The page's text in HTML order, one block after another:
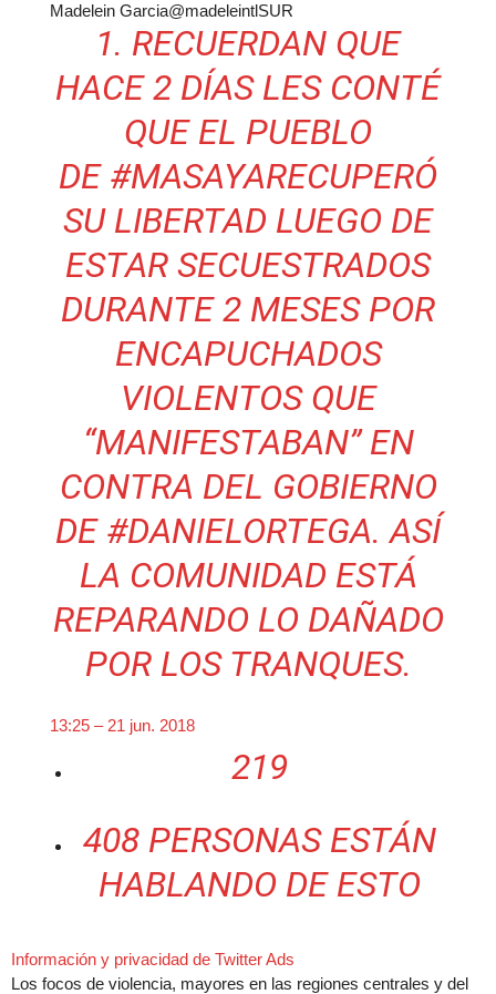
Madelein Garcia@madeleintlSUR
1. RECUERDAN QUE
HACE 2 DÍAS LES CONTÉ
QUE EL PUEBLO
DE #MASAYARECUPERÓ
SU LIBERTAD LUEGO DE
ESTAR SECUESTRADOS
DURANTE 2 MESES POR
ENCAPUCHADOS
VIOLENTOS QUE
“MANIFESTABAN” EN
CONTRA DEL GOBIERNO
DE #DANIELORTEGA. ASÍ
LA COMUNIDAD ESTÁ
REPARANDO LO DAÑADO
POR LOS TRANQUES.
13:25 – 21 jun. 2018
219
408 PERSONAS ESTÁN
HABLANDO DE ESTO
Información y privacidad de Twitter Ads
Los focos de violencia, mayores en las regiones centrales y del